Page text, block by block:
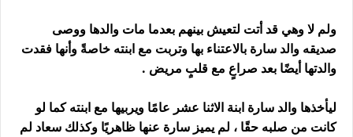
ولم لا وهي قد أتت لتعيش بينهم بعدما مات والدها ووصى
صديقه والد سارة بالاعتناء بها وتربت مع ابنته خاصةً وأنها فقدت
والدتها أيضًا بعد صراعٍ مع قلبٍ مريض .
ليأخذها والد سارة ابنة الاثنا عشر عامًا ويربيها مع ابنته كما لو
كانت من صلبه حقًا ، لم يميز سارة عنها ظاهريًا وكذلك سعاد لم